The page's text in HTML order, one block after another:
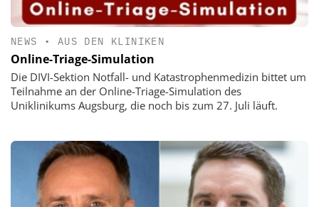
NEWS • AUS DEN KLINIKEN
Online-Triage-Simulation
Die DIVI-Sektion Notfall- und Katastrophenmedizin bittet um
Teilnahme an der Online-Triage-Simulation des
Uniklinikums Augsburg, die noch bis zum 27. Juli läuft.